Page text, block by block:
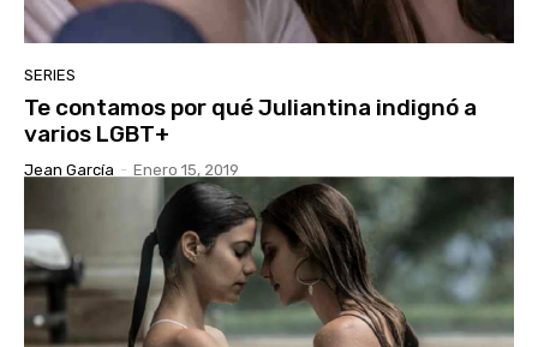
SERIES
Te contamos por qué Juliantina indignó a
varios LGBT+
Jean García - Enero 15, 2019